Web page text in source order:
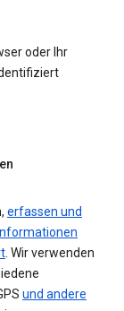
oder Ihr
erfassen und
. Wir verwenden
und andere